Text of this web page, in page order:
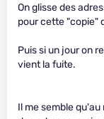
On glisse des
pour cette "copie"
Puis si un jour on
vient la fuite.
Il me semble